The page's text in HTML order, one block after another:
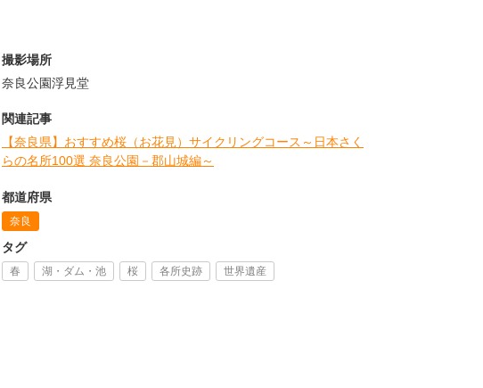
撮影場所
奈良公園浮見堂
関連記事
【奈良県】おすすめ桜（お花見）サイクリングコース～日本さく
らの名所100選 奈良公園－郡山城編～
都道府県
奈良
タグ
春 湖・ダム・池 桜 各所史跡 世界遺産